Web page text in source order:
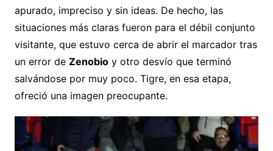
apurado, impreciso y sin ideas. De hecho, las
situaciones más claras fueron para el débil conjunto
visitante, que estuvo cerca de abrir el marcador tras
un error de Zenobioy otro desvío que terminó
salvándose por muy poco. Tigre, en esa etapa,
ofreció una imagen preocupante.